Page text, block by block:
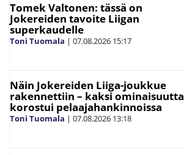
Tomek Valtonen: tässä on
Jokereiden tavoite Liigan
superkaudelle
Toni Tuomala | 07.08.2026 15:17
Näin Jokereiden Liiga-joukkue
rakennettiin – kaksi ominaisuutta
korostui pelaajahankinnoissa
Toni Tuomala | 07.08.2026 13:18